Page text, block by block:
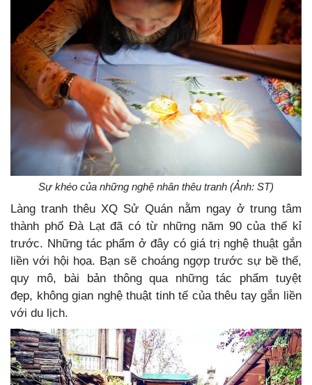
Sự khéo của những nghệ nhân thêu tranh (Ảnh: ST)
Làng tranh thêu XQ Sử Quán nằm ngay ở trung tâm
thành phố Đà Lạt đã có từ những năm 90 của thế kỉ
trước. Những tác phẩm ở đây có giá trị nghệ thuật gắn
liền với hội họa. Bạn sẽ choáng ngợp trước sự bề thế,
quy mô, bài bản thông qua những tác phẩm tuyệt
đẹp, không gian nghệ thuật tinh tế của thêu tay gắn liền
với du lịch.